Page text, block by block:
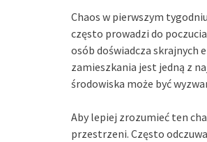
Chaos w pierwszym
często prowadzi do
osób doświadcza skrajnych
zamieszkania jest jedną z
środowiska może być
Aby lepiej zrozumieć ten
przestrzeni. Często